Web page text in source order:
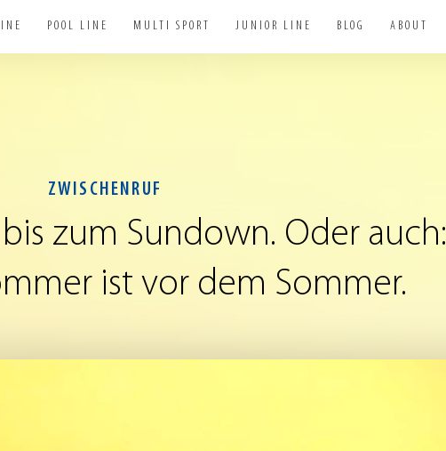
POOL LINE MULTI SPORT JUNIOR LINE BLOG ABOUT
ZWISCHENRUF
bis zum Sundown. Oder auch:
ist vor dem Sommer.